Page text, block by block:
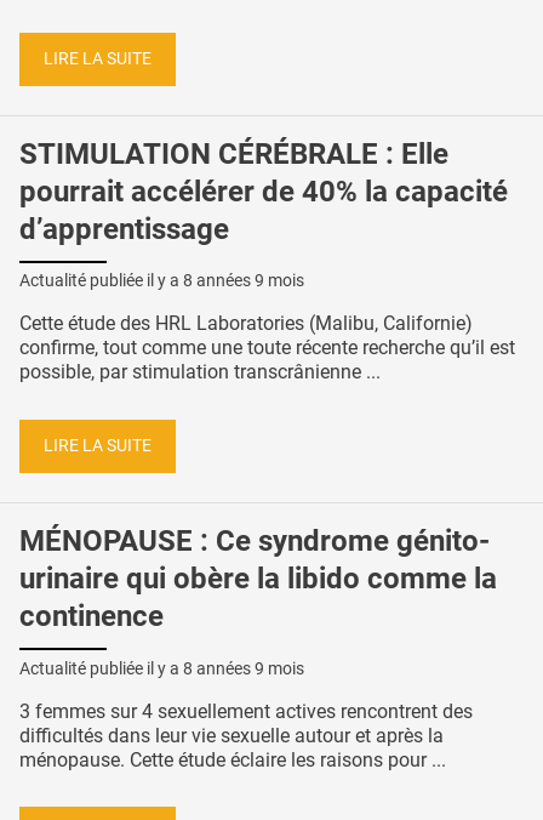
LIRE LA SUITE
STIMULATION CÉRÉBRALE : Elle
pourrait accélérer de 40% la capacité
d’apprentissage
Actualité publiée il y a 8 années 9 mois
Cette étude des HRL Laboratories (Malibu, Californie)
confirme, tout comme une toute récente recherche qu’il est
possible, par stimulation transcrânienne ...
LIRE LA SUITE
MÉNOPAUSE : Ce syndrome génito-
urinaire qui obère la libido comme la
continence
Actualité publiée il y a 8 années 9 mois
3 femmes sur 4 sexuellement actives rencontrent des
difficultés dans leur vie sexuelle autour et après la
ménopause. Cette étude éclaire les raisons pour ...